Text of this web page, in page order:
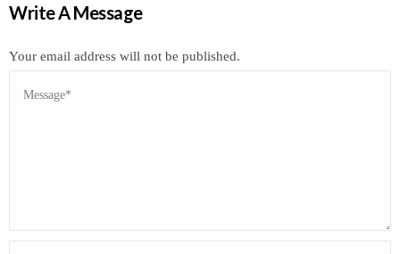
Write A Message
Your email address will not be published.